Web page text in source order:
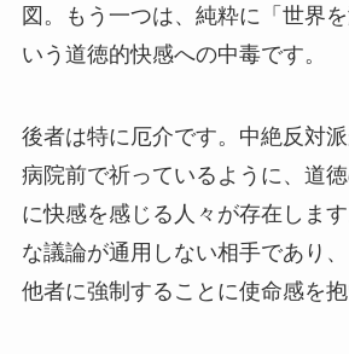
図。もう一つは、純粋に「世界
いう道徳的快感への中毒です。
後者は特に厄介です。中絶反対
病院前で祈っているように、道
に快感を感じる人々が存在しま
な議論が通用しない相手であり
他者に強制することに使命感を抱